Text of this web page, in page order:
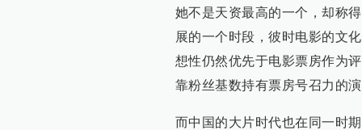
她不是天资最高的一个，却称
展的一个时段，彼时电影的文
想性仍然优先于电影票房作为
靠粉丝基数持有票房号召力的
而中国的大片时代也在同一时